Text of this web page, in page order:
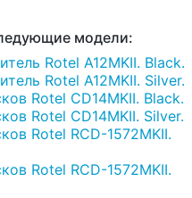
модели:
Rotel A12MKII. Black.
Rotel A12MKII. Silver.
Rotel CD14MKII. Black.
Rotel CD14MKII. Silver.
Rotel RCD-1572MKII.
Rotel RCD-1572MKII.